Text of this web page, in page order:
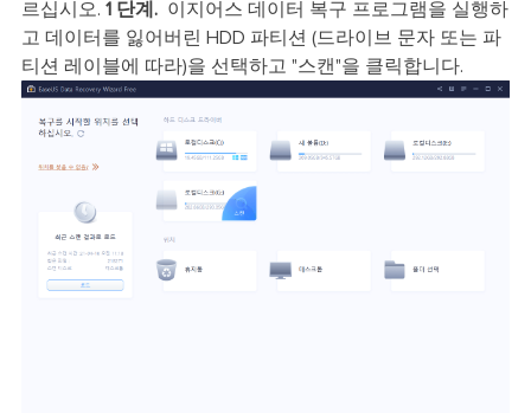
르십시오. 1 단계.이지어스 데이터 복구 프로그램을 실행하
고 데이터를 잃어버린 HDD 파티션 (드라이브 문자 또는 파
티션 레이블에 따라)을 선택하고 "스캔"을 클릭합니다.